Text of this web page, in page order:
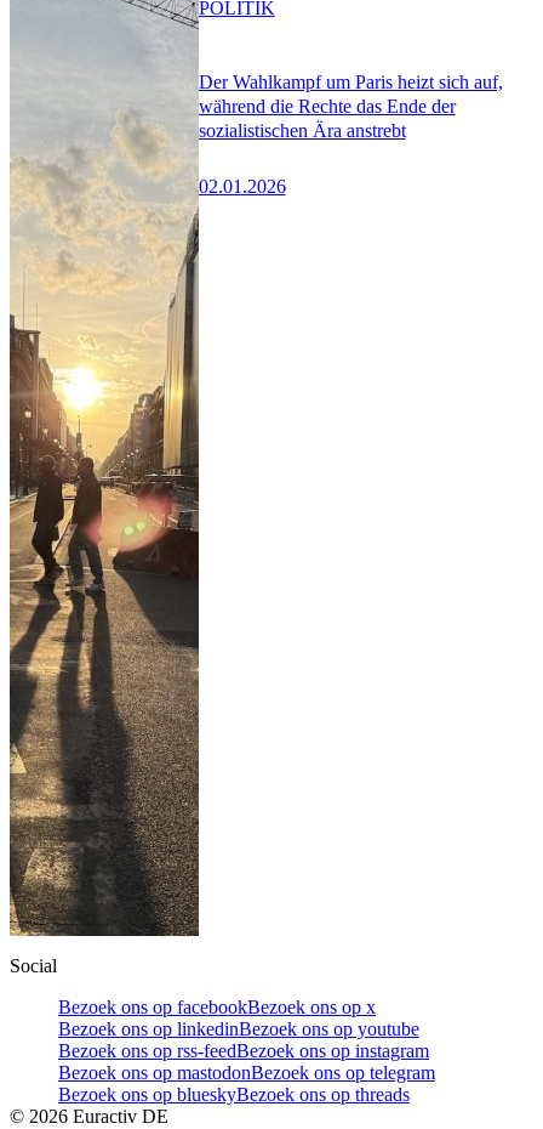
Der Wahlkampf um Paris heizt sich auf,
während die Rechte das Ende der
sozialistischen Ära anstrebt
02.01.2026
POLITIK
Social
Bezoek ons op facebookBezoek ons op x
Bezoek ons op linkedinBezoek ons op youtube
Bezoek ons op rss-feedBezoek ons op instagram
Bezoek ons op mastodonBezoek ons op telegram
Bezoek ons op blueskyBezoek ons op threads
© 2026 Euractiv DE